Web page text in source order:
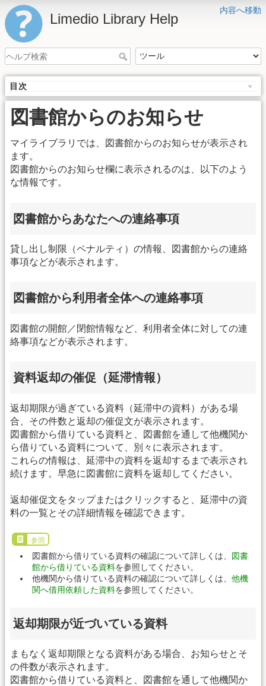
内容へ移動
Limedio Library Help
目次
図書館からのお知らせ
マイライブラリでは、図書館からのお知らせが表示され
ます。
図書館からのお知らせ欄に表示されるのは、以下のよう
な情報です。
図書館からあなたへの連絡事項
貸し出し制限（ペナルティ）の情報、図書館からの連絡
事項などが表示されます。
図書館から利用者全体への連絡事項
図書館の開館／閉館情報など、利用者全体に対しての連
絡事項などが表示されます。
資料返却の催促（延滞情報）
返却期限が過ぎている資料（延滞中の資料）がある場
合、その件数と返却の催促文が表示されます。
図書館から借りている資料と、図書館を通して他機関か
ら借りている資料について、別々に表示されます。
これらの情報は、延滞中の資料を返却するまで表示され
続けます。早急に図書館に資料を返却してください。
返却催促文をタップまたはクリックすると、延滞中の資
料の一覧とその詳細情報を確認できます。
参照
図書館から借りている資料の確認について詳しくは、 図書
館から借りている資料を参照してください。
他機関から借りている資料の確認について詳しくは、 他機
関へ借用依頼した資料を参照してください。
返却期限が近づいている資料
まもなく返却期限となる資料がある場合、お知らせとそ
の件数が表示されます。
図書館から借りている資料と、図書館を通して他機関か